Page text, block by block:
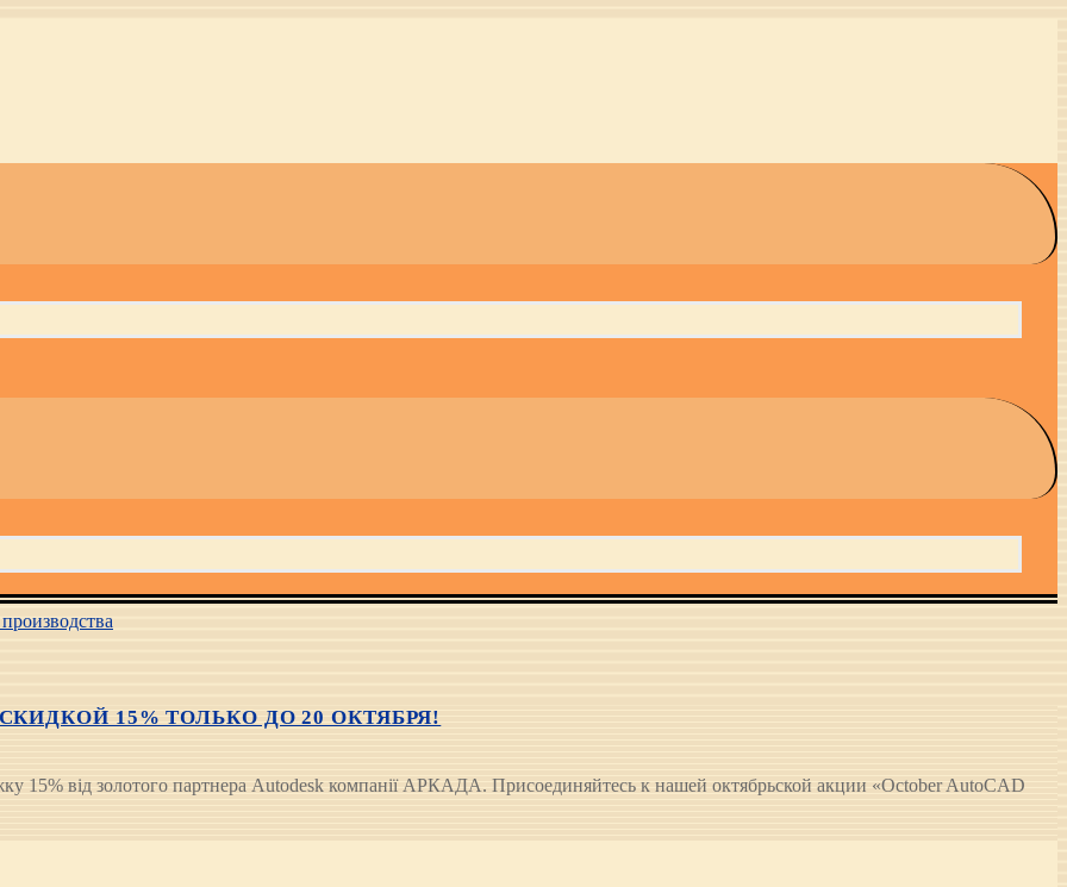
15% ТОЛЬКО ДО 20 ОКТЯБРЯ!
15% від золотого партнера Autodesk компанії АРКАДА. Присоединяйтесь к нашей октябрьской акции «October AutoCAD